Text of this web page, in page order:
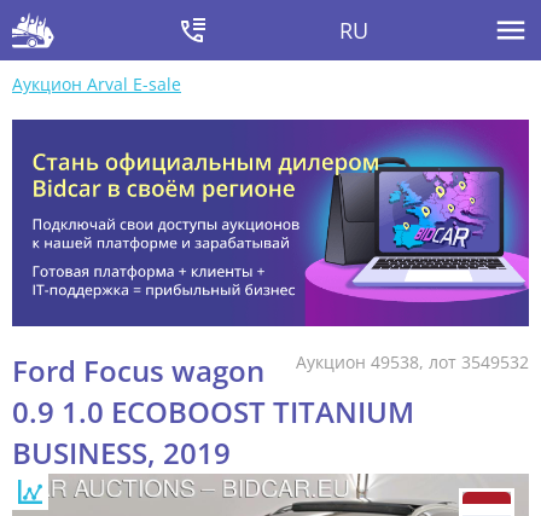
RU
Аукцион Arval E-sale
Аукцион 49538, лот 3549532
Ford Focus wagon
0.9 1.0 ECOBOOST TITANIUM
BUSINESS, 2019